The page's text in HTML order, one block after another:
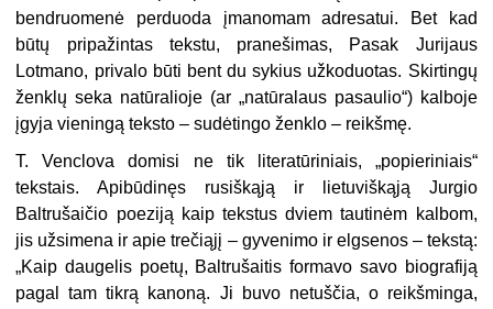
bendruomenė perduoda įmanomam adresatui. Bet kad
būtų pripažintas tekstu, pranešimas, Pasak Jurijaus
Lotmano, privalo būti bent du sykius užkoduotas. Skirtingų
ženklų seka natūralioje (ar „natūralaus pasaulio“) kalboje
įgyja vieningą teksto – sudėtingo ženklo – reikšmę.
T. Venclova domisi ne tik literatūriniais, „popieriniais“
tekstais. Apibūdinęs rusiškąją ir lietuviškąją Jurgio
Baltrušaičio poeziją kaip tekstus dviem tautinėm kalbom,
jis užsimena ir apie trečiąjį – gyvenimo ir elgsenos – tekstą:
„Kaip daugelis poetų, Baltrušaitis formavo savo biografiją
pagal tam tikrą kanoną. Ji buvo netuščia, o reikšminga,